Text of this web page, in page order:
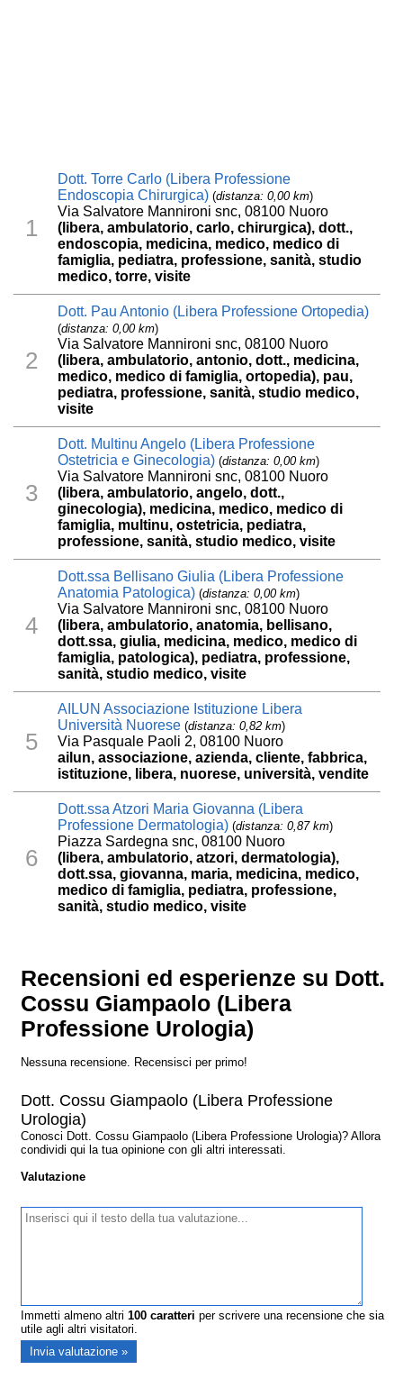
1
Dott. Torre Carlo (Libera Professione
Endoscopia Chirurgica) (distanza: 0,00 km)
Via Salvatore Mannironi snc, 08100 Nuoro
(libera, ambulatorio, carlo, chirurgica), dott.,
endoscopia, medicina, medico, medico di
famiglia, pediatra, professione, sanità, studio
medico, torre, visite
2
Dott. Pau Antonio (Libera Professione Ortopedia)
(distanza: 0,00 km)
Via Salvatore Mannironi snc, 08100 Nuoro
(libera, ambulatorio, antonio, dott., medicina,
medico, medico di famiglia, ortopedia), pau,
pediatra, professione, sanità, studio medico,
visite
3
Dott. Multinu Angelo (Libera Professione
Ostetricia e Ginecologia) (distanza: 0,00 km)
Via Salvatore Mannironi snc, 08100 Nuoro
(libera, ambulatorio, angelo, dott.,
ginecologia), medicina, medico, medico di
famiglia, multinu, ostetricia, pediatra,
professione, sanità, studio medico, visite
4
Dott.ssa Bellisano Giulia (Libera Professione
Anatomia Patologica) (distanza: 0,00 km)
Via Salvatore Mannironi snc, 08100 Nuoro
(libera, ambulatorio, anatomia, bellisano,
dott.ssa, giulia, medicina, medico, medico di
famiglia, patologica), pediatra, professione,
sanità, studio medico, visite
5
AILUN Associazione Istituzione Libera
Università Nuorese (distanza: 0,82 km)
Via Pasquale Paoli 2, 08100 Nuoro
ailun, associazione, azienda, cliente, fabbrica,
istituzione, libera, nuorese, università, vendite
6
Dott.ssa Atzori Maria Giovanna (Libera
Professione Dermatologia) (distanza: 0,87 km)
Piazza Sardegna snc, 08100 Nuoro
(libera, ambulatorio, atzori, dermatologia),
dott.ssa, giovanna, maria, medicina, medico,
medico di famiglia, pediatra, professione,
sanità, studio medico, visite
Recensioni ed esperienze su Dott.
Cossu Giampaolo (Libera
Professione Urologia)
Nessuna recensione. Recensisci per primo!
Dott. Cossu Giampaolo (Libera Professione
Urologia)
Conosci Dott. Cossu Giampaolo (Libera Professione Urologia)? Allora
condividi qui la tua opinione con gli altri interessati.
Valutazione
Immetti almeno altri100 caratteri per scrivere una recensione che sia
utile agli altri visitatori.